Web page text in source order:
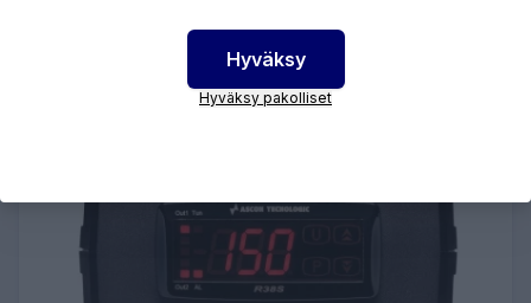
Hyväksy
Hyväksy pakolliset